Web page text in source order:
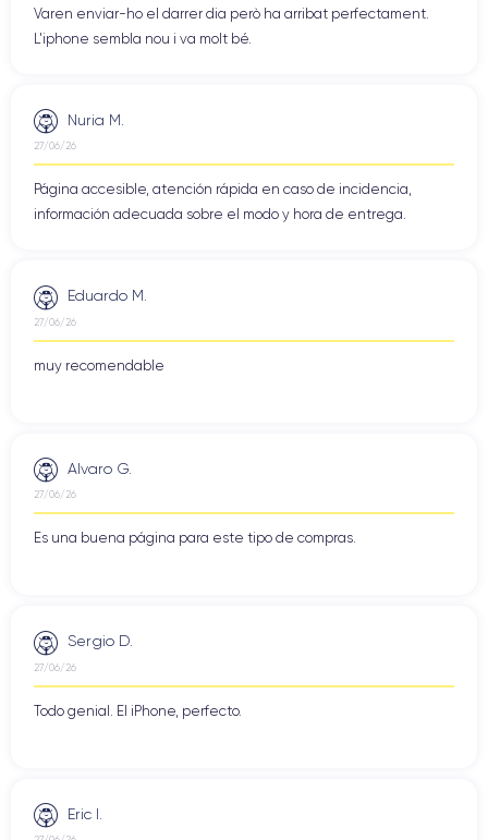
Varen enviar-ho el darrer dia però ha arribat perfectament.
L'iphone sembla nou i va molt bé.
Nuria M.
27/06/26
Página accesible, atención rápida en caso de incidencia,
información adecuada sobre el modo y hora de entrega.
Eduardo M.
27/06/26
muy recomendable
Alvaro G.
27/06/26
Es una buena página para este tipo de compras.
Sergio D.
27/06/26
Todo genial. El iPhone, perfecto.
Eric I.